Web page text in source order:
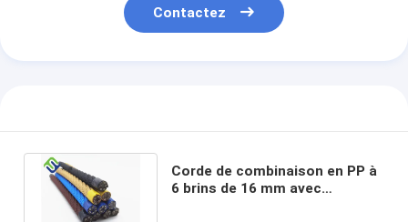
Contactez
Corde de combinaison en PP à
6 brins de 16 mm avec